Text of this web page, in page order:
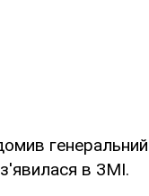
в ЗМІ.